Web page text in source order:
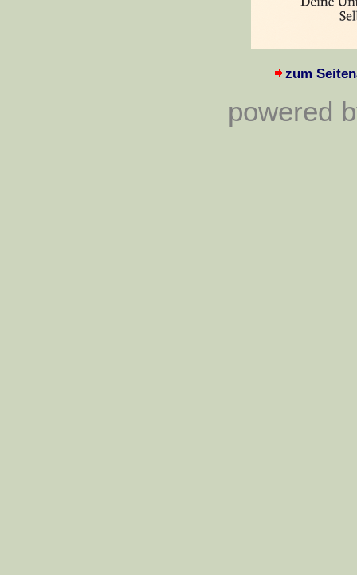
zum
powered